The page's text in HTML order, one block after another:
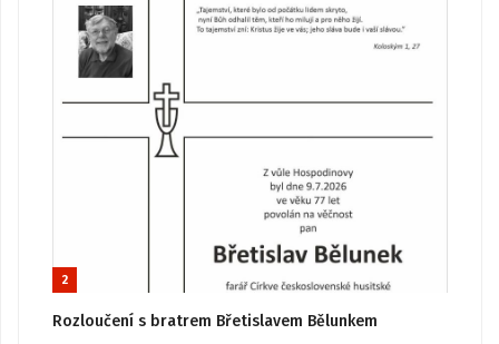
2
Rozloučení s bratrem Břetislavem Bělunkem